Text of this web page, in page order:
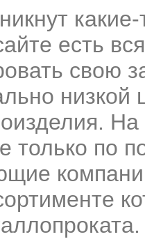
есть
свою
низкой
только по